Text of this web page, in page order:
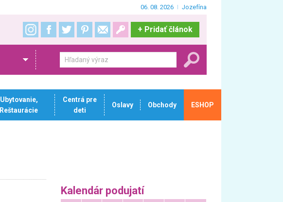
06. 08. 2026 Jozefína
+ Pridať článok
Ubytovanie,
Reštaurácie
Centrá pre
deti
Oslavy Obchody ESHOP
Kalendár podujatí